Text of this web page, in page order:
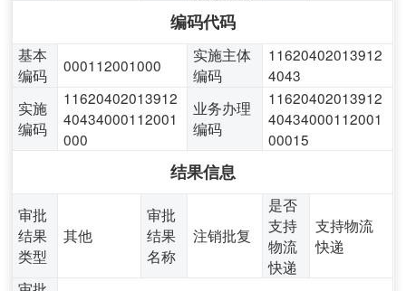
编码代码
基本
编码
000112001000
实施主体
编码
11620402013912
4043
实施
编码
11620402013912
40434000112001
000
业务办理
编码
11620402013912
40434000112001
00015
结果信息
审批
结果
类型
其他
审批
结果
名称
注销批复
是否
支持
物流
快递
支持物流
快递